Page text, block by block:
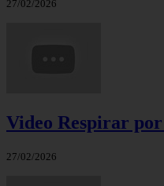
27/02/2026
Video Respirar por
27/02/2026